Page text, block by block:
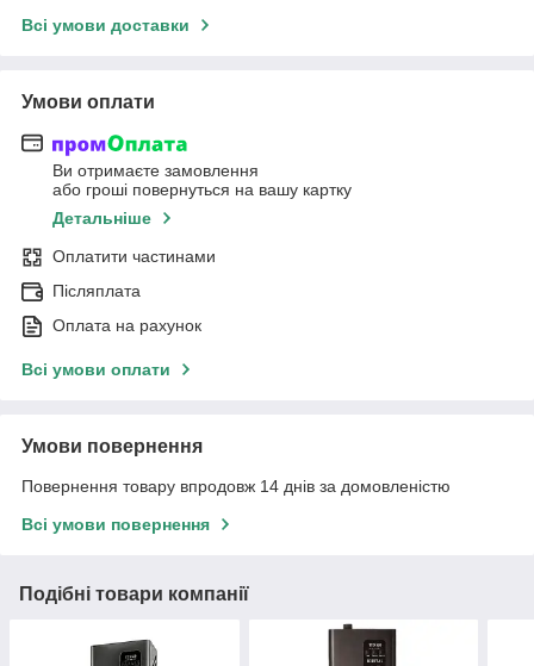
Всі умови доставки
Умови оплати
Ви отримаєте замовлення
або гроші повернуться на вашу картку
Детальніше
Оплатити частинами
Післяплата
Оплата на рахунок
Всі умови оплати
Умови повернення
Повернення товару впродовж 14 днів за домовленістю
Всі умови повернення
Подібні товари компанії